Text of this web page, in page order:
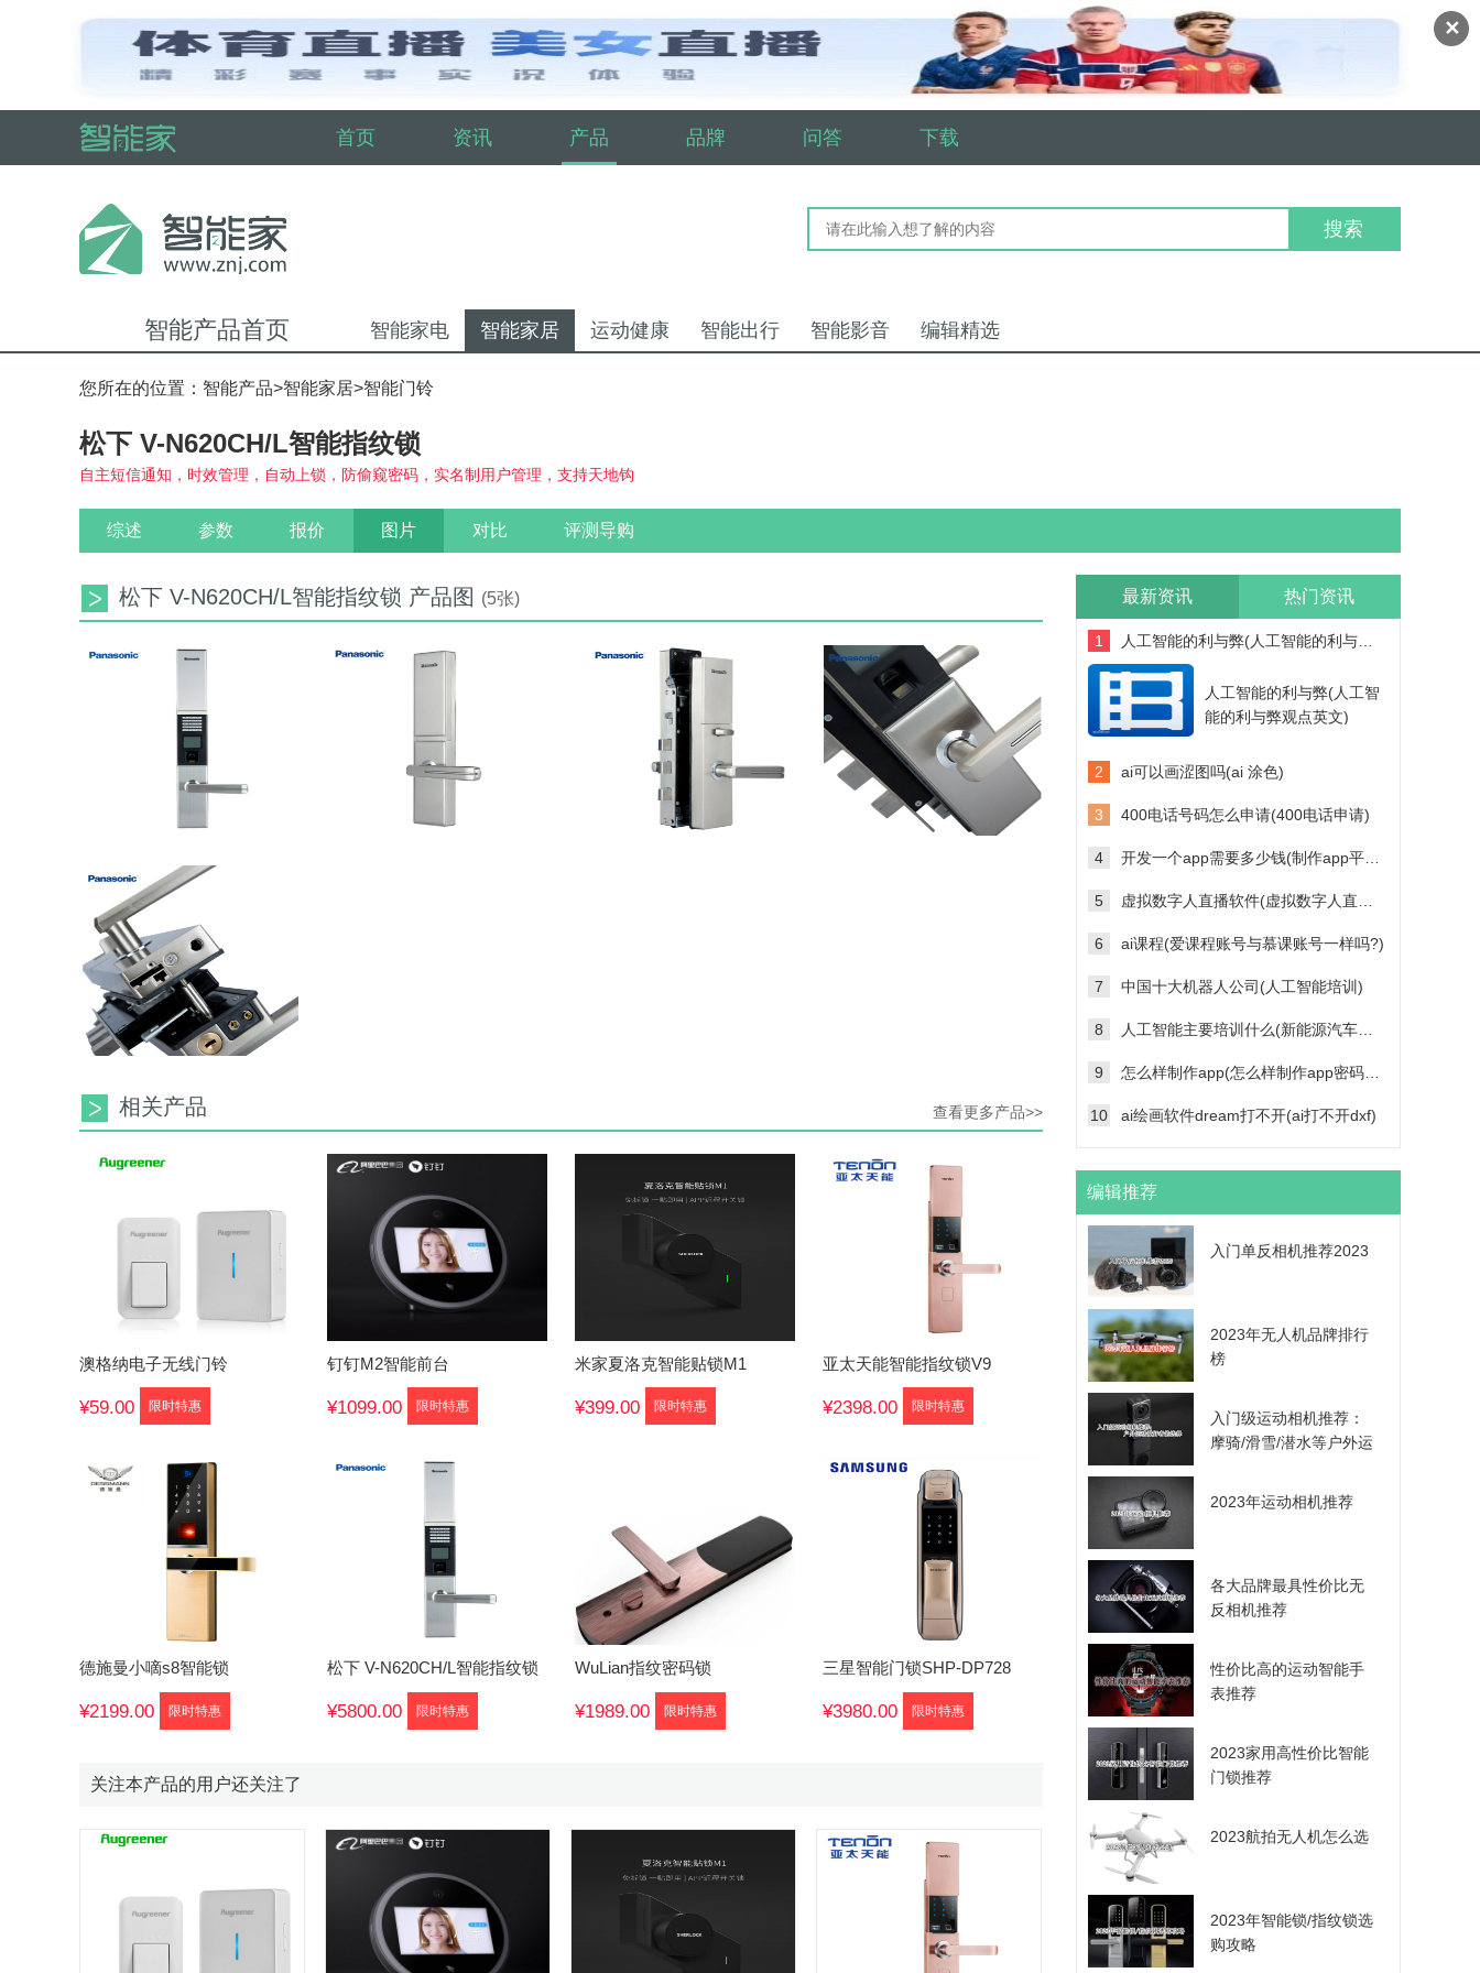
✕
首页 资讯 产品 品牌 问答 下载
搜索
智能产品首页 智能家电 智能家居 运动健康 智能出行 智能影音 编辑精选
您所在的位置： 智能产品>智能家居>智能门铃
松下 V-N620CH/L智能指纹锁
自主短信通知，时效管理，自动上锁，防偷窥密码，实名制用户管理，支持天地钩
综述 参数 报价 图片 对比 评测导购
松下 V-N620CH/L智能指纹锁 产品图 (5张)
相关产品 查看更多产品>>
澳格纳电子无线门铃
¥59.00 限时特惠
钉钉M2智能前台
¥1099.00 限时特惠
米家夏洛克智能贴锁M1
¥399.00 限时特惠
亚太天能智能指纹锁V9
¥2398.00 限时特惠
德施曼小嘀s8智能锁
¥2199.00 限时特惠
松下 V-N620CH/L智能指纹锁
¥5800.00 限时特惠
WuLian指纹密码锁
¥1989.00 限时特惠
三星智能门锁SHP-DP728
¥3980.00 限时特惠
关注本产品的用户还关注了
最新资讯 热门资讯
1
人工智能的利与弊(人工智
能的利与弊观点英文)
2 ai可以画涩图吗(ai 涂色)
3 400电话号码怎么申请(400电话申请)
4
5
6 ai课程(爱课程账号与慕课账号一样吗?)
7 中国十大机器人公司(人工智能培训)
8
9
10 ai绘画软件dream打不开(ai打不开dxf)
编辑推荐
入门单反相机推荐2023
2023年无人机品牌排行
榜
入门级运动相机推荐：
摩骑/滑雪/潜水等户外运
2023年运动相机推荐
各大品牌最具性价比无
反相机推荐
性价比高的运动智能手
表推荐
2023家用高性价比智能
门锁推荐
2023航拍无人机怎么选
2023年智能锁/指纹锁选
购攻略